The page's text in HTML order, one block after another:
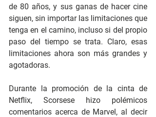
de 80 años, y sus ganas de hacer cine
siguen, sin importar las limitaciones que
tenga en el camino, incluso si del propio
paso del tiempo se trata. Claro, esas
limitaciones ahora son más grandes y
agotadoras.
Durante la promoción de la cinta de
Netflix, Scorsese hizo polémicos
comentarios acerca de Marvel, al decir